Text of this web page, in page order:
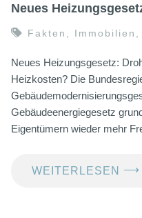
Neues
Fakten Immobilien
Neues Heizungsgesetz:
Heizkosten? Die
Gebäudeenergiegesetz
Eigentümern wieder mehr
WEITERLESEN ⟶